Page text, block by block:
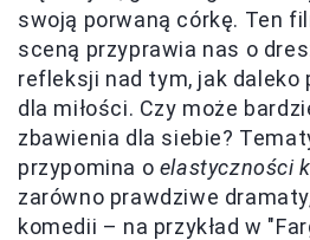
swoją porwaną córkę. Ten
sceną przyprawia nas o
refleksji nad tym, jak daleko
dla miłości. Czy może
zbawienia dla siebie?
przypomina o elastyczności
zarówno prawdziwe
komedii – na przykład w